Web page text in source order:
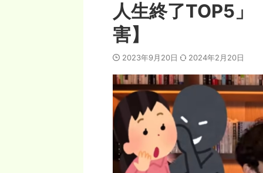
人生終了TOP5」
害】
2023年9月20日 2024年2月20日